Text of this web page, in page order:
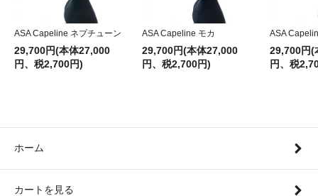
ASA Capeline ネプチューン
29,700円(本体27,000
円、税2,700円)
ASA Capeline モカ
29,700円(本体27,000
円、税2,700円)
ASA
29,700円(
円、税
ホーム
カートを見る